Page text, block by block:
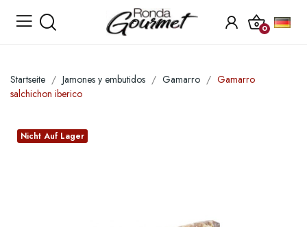
0
Startseite Jamones y embutidos Gamarro
Gamarro
salchichon iberico
Nicht Auf Lager